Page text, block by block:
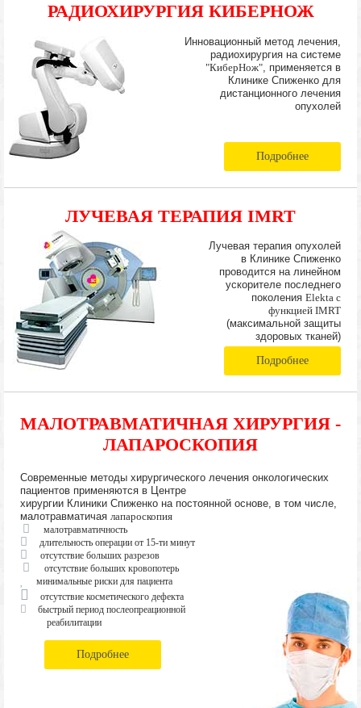
РАДИОХИРУРГИЯ КИБЕРНОЖ
Инновационный метод лечения,
радиохирургия на системе
"КиберНож" , применяется в
Клинике Спиженко для
дистанционного лечения
опухолей
Подробнее
ЛУЧЕВАЯ ТЕРАПИЯ IMRT
Лучевая терапия опухолей
в Клинике Спиженко
проводится на линейном
ускорителе последнего
поколения Elekta с
функцией IMRT
(максимальной защиты
здоровых тканей)
Подробнее
МАЛОТРАВМАТИЧНАЯ ХИРУРГИЯ -
ЛАПАРОСКОПИЯ
Современные методы хирургического лечения онкологических
пациентов применяются в Центре
хирургии Клиники Спиженко на постоянной основе, в том числе,
малотравматичая лапароскопия
малотравматичность
длительность операции от 15-ти минут
отсутствие больших разрезов
отсутствие больших кровопотерь
минимальные риски для пациента
отсутствие косметического дефекта
быстрый период послеопреационной
реабилитации
Подробнее